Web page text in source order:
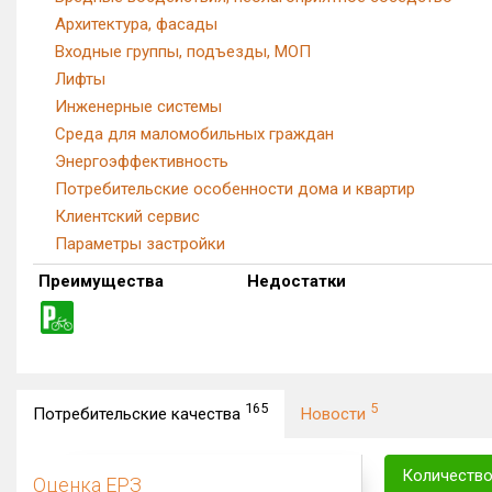
Архитектура, фасады
Входные группы, подъезды, МОП
Лифты
Инженерные системы
Среда для маломобильных граждан
Энергоэффективность
Потребительские особенности дома и квартир
Клиентский сервис
Параметры застройки
Преимущества
Недостатки
Потребительские качества 165 Новости 5
Оценка ЕРЗ